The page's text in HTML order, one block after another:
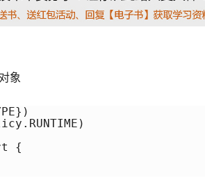
象
{